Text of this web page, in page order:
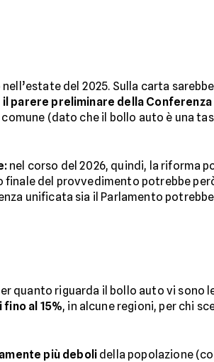
del 2025. Sulla carta
parere preliminare della
(dato che il bollo auto è una
nel corso del 2026, quindi, la riforma
finale del provvedimento potrebbe
unificata sia il Parlamento
quanto riguarda il bollo auto vi sono
al 15%, in alcune regioni, per chi
più deboli della popolazione